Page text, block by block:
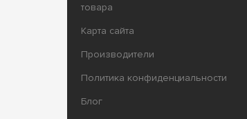
товара
Карта сайта
Производители
Политика конфиденциальности
Блог